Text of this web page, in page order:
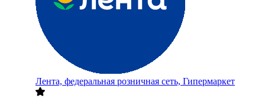
Лента, федеральная розничная сеть, Гипермаркет